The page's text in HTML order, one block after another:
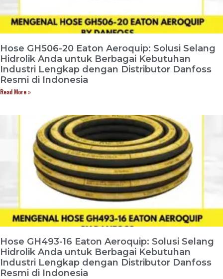
Hose GH506-20 Eaton Aeroquip: Solusi Selang
Hidrolik Anda untuk Berbagai Kebutuhan
Industri Lengkap dengan Distributor Danfoss
Resmi di Indonesia
Read More »
Hose GH493-16 Eaton Aeroquip: Solusi Selang
Hidrolik Anda untuk Berbagai Kebutuhan
Industri Lengkap dengan Distributor Danfoss
Resmi di Indonesia